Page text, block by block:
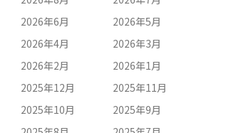
2026年6月
2026年5月
2026年4月
2026年3月
2026年2月
2026年1月
2025年12月
2025年11月
2025年10月
2025年9月